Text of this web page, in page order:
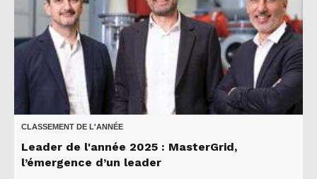
CLASSEMENT DE L'ANNÉE
Leader de l'année 2025 : MasterGrid,
l’émergence d’un leader